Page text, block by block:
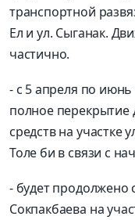
транспортной
Ел и ул. Сыганак.
частично.
- с 5 апреля по июнь
полное перекрытие
средств на участке
Толе би в связи с
- будет продолжено
Сокпакбаева на